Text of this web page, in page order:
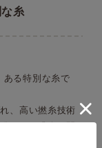
糸
ある特別な糸で
、高い撚糸技術
した、繊維の間
を使用してつく